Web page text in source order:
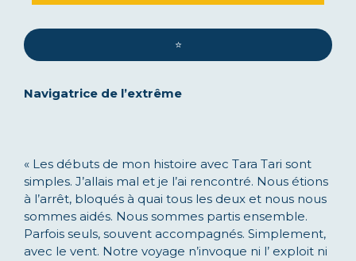
⭐️
Navigatrice de l’extrême
« Les débuts de mon histoire avec Tara Tari sont
simples. J’allais mal et je l’ai rencontré. Nous étions
à l’arrêt, bloqués à quai tous les deux et nous nous
sommes aidés. Nous sommes partis ensemble.
Parfois seuls, souvent accompagnés. Simplement,
avec le vent. Notre voyage n’invoque ni l’ exploit ni